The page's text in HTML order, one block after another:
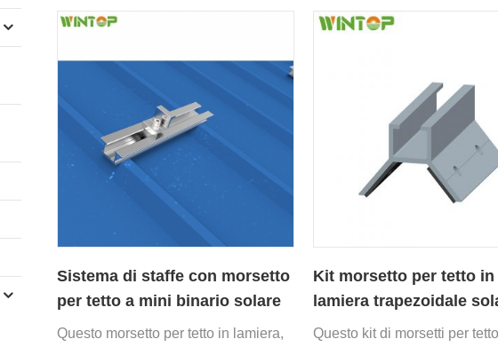
Sistema di staffe con morsetto
per tetto a mini binario solare
per tetto in metallo
Questo morsetto per tetto in lamiera,
Kit morsetto per tetto in
lamiera trapezoidale
convenzionale
Questo kit di morsetti per